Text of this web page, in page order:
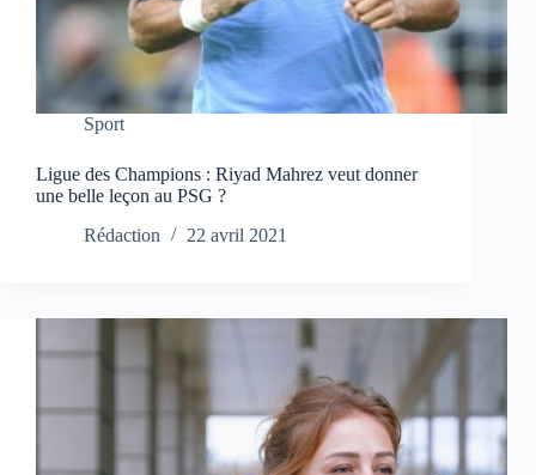
Sport
Ligue des Champions : Riyad Mahrez veut donner
une belle leçon au PSG ?
Rédaction
22 avril 2021